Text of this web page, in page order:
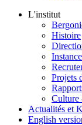
L'institut
Histoire
Projets
Culture
Actualités et
English